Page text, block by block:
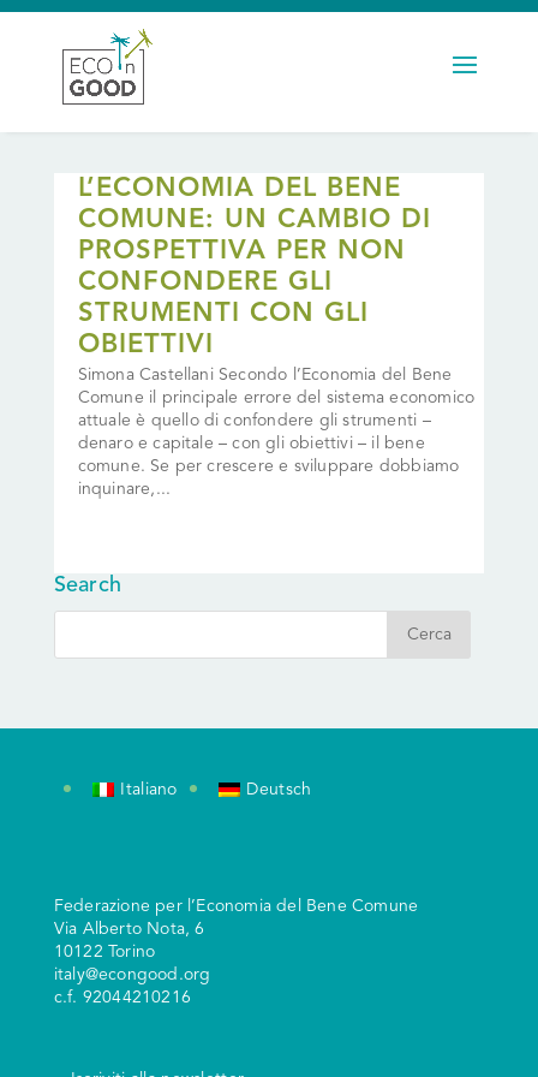
L’ECONOMIA DEL BENE
COMUNE: UN CAMBIO DI
PROSPETTIVA PER NON
CONFONDERE GLI
STRUMENTI CON GLI
OBIETTIVI
Simona Castellani Secondo l’Economia del Bene
Comune il principale errore del sistema economico
attuale è quello di confondere gli strumenti –
denaro e capitale – con gli obiettivi – il bene
comune. Se per crescere e sviluppare dobbiamo
inquinare,...
Search
Italiano Deutsch
Federazione per l’Economia del Bene Comune
Via Alberto Nota, 6
10122 Torino
italy@econgood.org
c.f. 92044210216